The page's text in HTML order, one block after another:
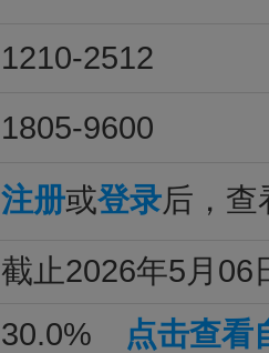
1210-2512
1805-9600
注册或登录后，查
截止2026年5月06
30.0% 点击查看